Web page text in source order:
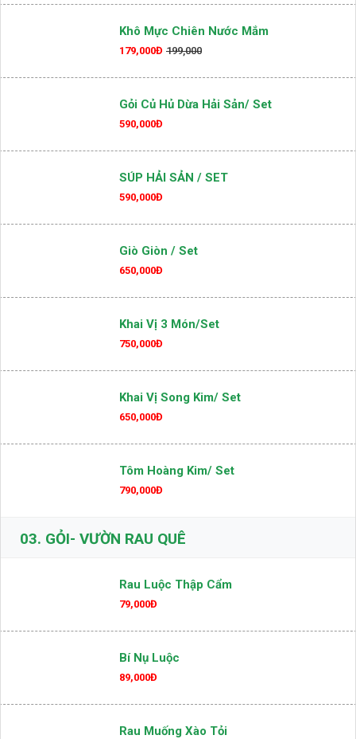
Khô Mực Chiên Nước Mắm
179,000Đ 199,000
Gỏi Củ Hủ Dừa Hải Sản/ Set
590,000Đ
SÚP HẢI SẢN / SET
590,000Đ
Giò Giòn / Set
650,000Đ
Khai Vị 3 Món/set
750,000Đ
Khai Vị Song Kim/ Set
650,000Đ
Tôm Hoàng Kim/ Set
790,000Đ
03. GỎI- VƯỜN RAU QUÊ
Rau Luộc Thập Cẩm
79,000Đ
Bí Nụ Luộc
89,000Đ
Rau Muống Xào Tỏi